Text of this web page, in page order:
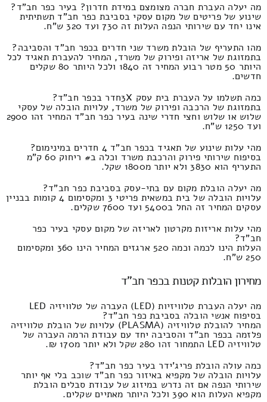
מה יעלה העברת חברה מצומצם במידת חדרון? בעיר כפר חב"ד?
שינוע של פריטים של מקום עסקי בסביבת כפר חב"ד תשתיתית
אינו יחד עם שירותי הנפה העלות זה 730 ועד 320 ש"ח.
מהו התעריף של הובלת משרד שני חדרים בכפר חב"ד והסביבה?
בתמזוגת של אריזה ופירוק של משרד, המחיר להעברת תאגיד לכל
היותר 50 מטר רבוע המחיר זה 1840 ולכל היותר 80 שקלים
חדשים.
כמה תשלמו על העברת בית עסק 3Xחדר בכפר חב"ד?
בתמזוגת של הרכבה ופירוק של משרד, עלויות הובלה של עסקי
שלוש או שלוש וחצי חדרי שינה בעיר כפר חב"ד המחיר זהו 2900
ועד 1250 ש"ח.
מהי עלות שינוע של תאגיד בכפר חב"ד 4 חדרים במינימום?
בסיפוח שירותי פירוק והרכבת משרד וכלה ב# ריחוק 60 ק"מ
התעריף הוא 3830 ולא יותר מ1800 שקל.
מה יעלה הובלת מקום עם בתי-עסק בסביבת כפר חב"ד?
עלויות הובלה של בית במשאית פריטי 3 ומקסימום 4 קומות בבניין
עסקים המחיר זה החל ב5400 ועד 7600 שקלים.
מהי עלות אריזות מקרטון לאריזה של מקום עסקי בעיר כפר
חב"ד?
העלות הינו לכמה וכמה 520 ארגזים המחיר הינו 360 ומקסימום
250 ש"ח.
מחירון הובלות קטנות בכפר חב"ד
מה יעלה העברת טלוויזיות (LED) העברה של טלוויזיה LED
בסיפוח אנשי הובלה בסביבת כפר חב"ד?
המחיר להובלת טלוויזיה (PLASMA) עלויות של הובלת טלוויזיה
פלזמה בכפר חב"ד והסביבה יחד עם עבודת הרמה העברה של
טלוויזיה LED התמחור זהו 280 שקל ולא יותר מ170 ₪.
כמה עולה הובלת פריג'ידר בעיר כפר חב"ד?
עלויות הובלה של מקפיא באיזור כפר חב"ד שוכב בלי אף יותר
שירותי הנפה אם זה נדרש במיזוג של עבודת סבלים הובלת
מקפיא העלות הוא 390 ולכל היותר מאתיים שקלים.